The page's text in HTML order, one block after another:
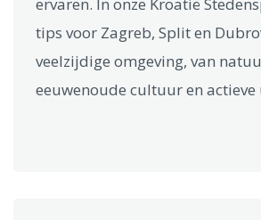
tips voor Zagreb, Split en
veelzijdige omgeving, van
eeuwenoude cultuur en